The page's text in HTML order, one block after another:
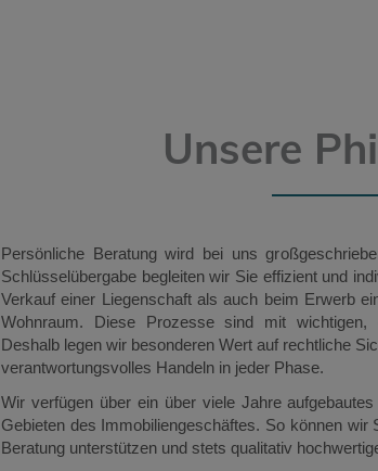
Unsere
Persönliche Beratung wird bei uns
Schlüsselübergabe begleiten wir Sie effizient und
Verkauf einer Liegenschaft als auch beim Erwerb
Wohnraum. Diese Prozesse sind mit wichtigen,
Deshalb legen wir besonderen Wert auf rechtliche
verantwortungsvolles Handeln in jeder Phase.
Wir verfügen über ein über viele Jahre
Gebieten des Immobiliengeschäftes. So können
Beratung unterstützen und stets qualitativ